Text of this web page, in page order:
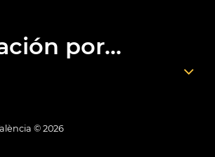
por...
© 2026